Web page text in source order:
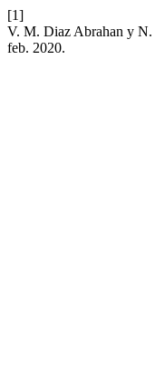
[1]
V. M. Diaz Abrahan y N.
feb. 2020.